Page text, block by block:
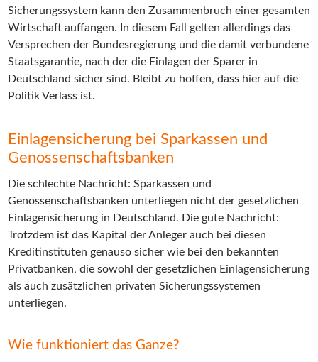
Sicherungssystem kann den Zusammenbruch einer gesamten
Wirtschaft auffangen. In diesem Fall gelten allerdings das
Versprechen der Bundesregierung und die damit verbundene
Staatsgarantie, nach der die Einlagen der Sparer in
Deutschland sicher sind. Bleibt zu hoffen, dass hier auf die
Politik Verlass ist.
Einlagensicherung bei Sparkassen und
Genossenschaftsbanken
Die schlechte Nachricht: Sparkassen und
Genossenschaftsbanken unterliegen nicht der gesetzlichen
Einlagensicherung in Deutschland. Die gute Nachricht:
Trotzdem ist das Kapital der Anleger auch bei diesen
Kreditinstituten genauso sicher wie bei den bekannten
Privatbanken, die sowohl der gesetzlichen Einlagensicherung
als auch zusätzlichen privaten Sicherungssystemen
unterliegen.
Wie funktioniert das Ganze?